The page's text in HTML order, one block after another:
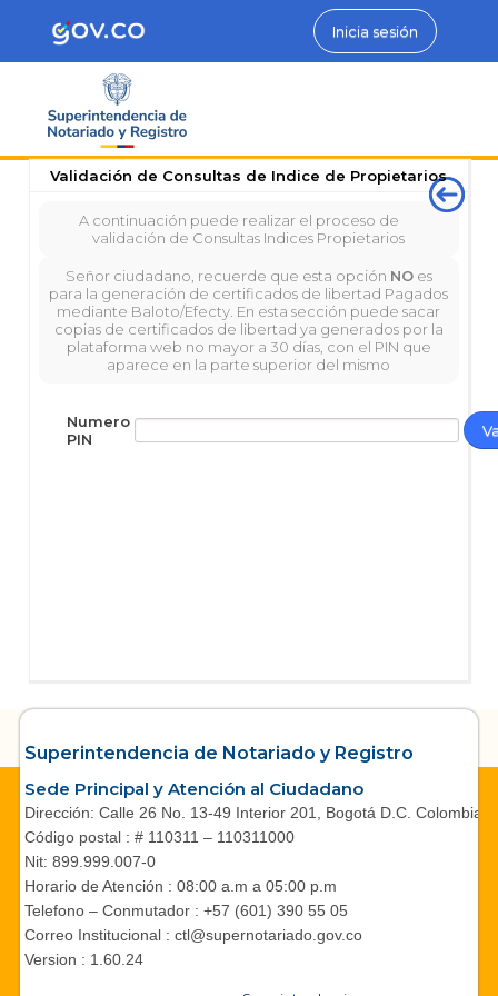
Inicia sesión
Validación de Consultas de Indice de Propietarios
A continuación puede realizar el proceso de
validación de Consultas Indices Propietarios
Señor ciudadano, recuerde que esta opción NOes
para la generación de certificados de libertad Pagados
mediante Baloto/Efecty. En esta sección puede sacar
copias de certificados de libertad ya generados por la
plataforma web no mayor a 30 días, con el PIN que
aparece en la parte superior del mismo
Numero
PIN
Superintendencia de Notariado y Registro
Sede Principal y Atención al Ciudadano
Dirección: Calle 26 No. 13-49 Interior 201, Bogotá D.C. Colombia.
Código postal : # 110311 – 110311000
Nit: 899.999.007-0
Horario de Atención : 08:00 a.m a 05:00 p.m
Telefono – Conmutador : +57 (601) 390 55 05
Correo Institucional : ctl@supernotariado.gov.co
Version : 1.60.24